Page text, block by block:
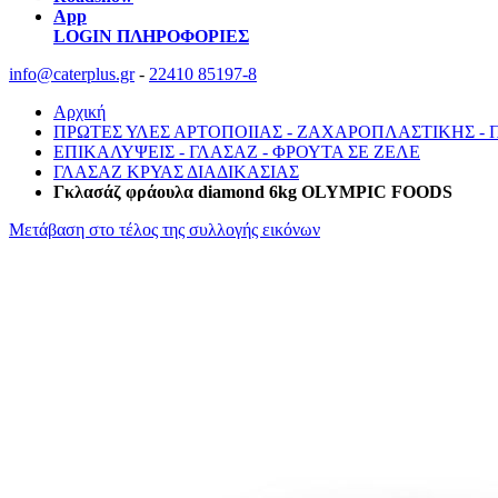
App
LOGIN ΠΛΗΡΟΦΟΡΙΕΣ
info@caterplus.gr- 22410 85197-8
Αρχική
ΠΡΩΤΕΣ ΥΛΕΣ ΑΡΤΟΠΟΙΙΑΣ - ΖΑΧΑΡΟΠΛΑΣΤΙΚΗΣ -
ΕΠΙΚΑΛΥΨΕΙΣ - ΓΛΑΣΑΖ - ΦΡΟΥΤΑ ΣΕ ΖΕΛΕ
ΓΛΑΣΑΖ ΚΡΥΑΣ ΔΙΑΔΙΚΑΣΙΑΣ
Γκλασάζ φράουλα diamond 6kg OLYMPIC FOODS
Μετάβαση στο τέλος της συλλογής εικόνων